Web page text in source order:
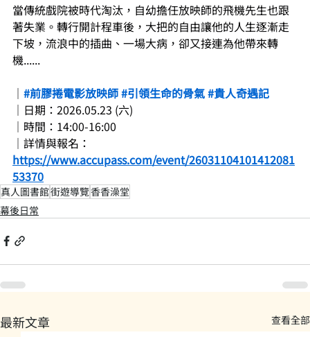
當傳統戲院被時代淘汰，自幼擔任放映師的飛機先生也跟
著失業。轉行開計程車後，大把的自由讓他的人生逐漸走
下坡，流浪中的插曲、一場大病，卻又接連為他帶來轉
機......
｜ #前膠捲電影放映師#引領生命的骨氣#貴人奇遇記
｜日期：2026.05.23 (六)
｜時間：14:00-16:00
｜詳情與報名：
https://www.accupass.com/event/26031104101412081
53370
真人圖書館街遊導覽香香澡堂
幕後日常
最新文章 查看全部